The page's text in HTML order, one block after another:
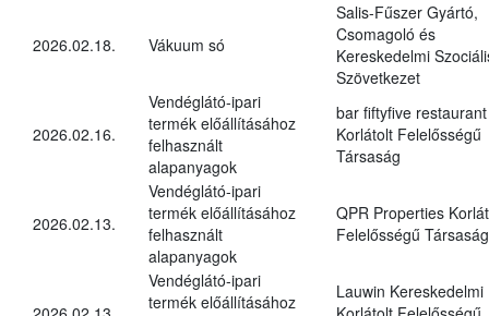
2026.02.18. Vákuum só
Salis-Fűszer Gyártó,
Csomagoló és
Kereskedelmi
Szövetkezet
2026.02.16.
Vendéglátó-ipari
termék előállításához
felhasznált
alapanyagok
bar fiftyfive restaurant
Korlátolt Felelősségű
Társaság
2026.02.13.
Vendéglátó-ipari
termék előállításához
felhasznált
alapanyagok
QPR Properties
Felelősségű Társaság
Vendéglátó-ipari
termék előállításához
Lauwin Kereskedelmi